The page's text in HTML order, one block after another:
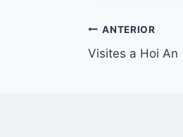
Navegació
d'entrades
ANTERIOR
Visites a Hoi An